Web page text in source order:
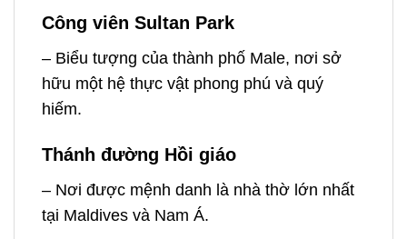
Công viên Sultan Park
– Biểu tượng của thành phố Male, nơi sở
hữu một hệ thực vật phong phú và quý
hiếm.
Thánh đường Hồi giáo
– Nơi được mệnh danh là nhà thờ lớn nhất
tại Maldives và Nam Á.